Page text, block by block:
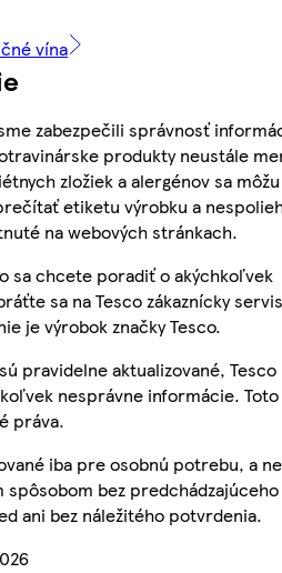
vína
zabezpečili správnosť
produkty neustále
zložiek a alergénov sa môžu
etiketu výrobku a
na webových stránkach.
sa chcete poradiť o akýchkoľvek
sa na Tesco zákaznícky
je výrobok značky Tesco.
pravidelne aktualizované, Tesco
nesprávne informácie. Toto
práva.
iba pre osobnú potrebu, a
spôsobom bez predchádzajúceho
ani bez náležitého potvrdenia.